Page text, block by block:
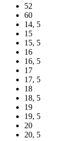
52
60
14, 5
15
15, 5
16
16, 5
17
17, 5
18
18, 5
19
19, 5
20
20, 5